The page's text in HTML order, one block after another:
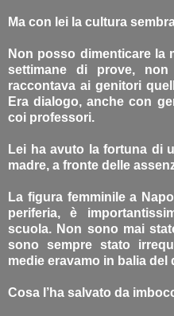
Ma con lei la cultura
Non posso dimenticare la
settimane di prove,
raccontava ai genitori
Era dialogo, anche con
coi professori.
Lei ha avuto la fortuna di
madre, a fronte delle
La figura femminile a
periferia, è
scuola. Non sono mai
sono sempre stato
medie eravamo in balia
Cosa l’ha salvato da